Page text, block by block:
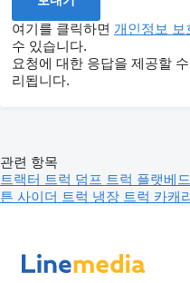
여기를 클릭하면 개인정보 보
수 있습니다.
요청에 대한 응답을 제공할
리됩니다.
관련 항목
트랙터 트럭 덤프 트럭 플랫베
튼 사이더 트럭 냉장 트럭 카캐